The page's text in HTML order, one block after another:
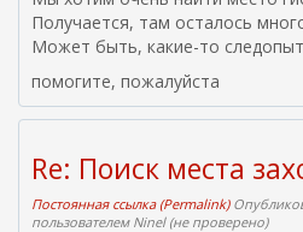
Получается, там осталось
Может быть, какие-то
помогите, пожалуйста
Re: Поиск места
Постоянная ссылка (Permalink)
пользователем Ninel (не проверено)